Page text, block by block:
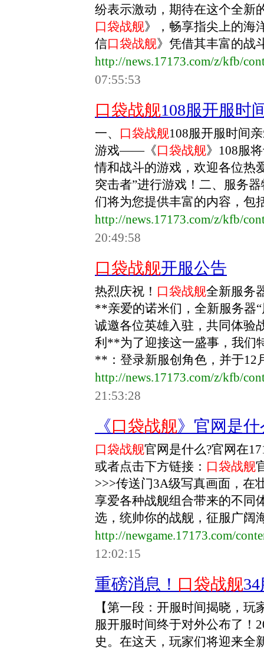
纷表示激动，期待在这个全新
口袋战舰》，畅享指尖上的海
信口袋战舰》凭借其丰富的战
http://news.17173.com/z/kfb/
07:55:53
口袋战舰108服开服时
一、 口袋战舰108服开服时间
游戏——《口袋战舰》108服
情和战斗的游戏，欢迎各位热
突击者”进行游戏！二、服务
们将为您提供丰富的内容，包
http://news.17173.com/z/kfb/
20:49:58
口袋战舰开服公告
热烈庆祝！ 口袋战舰全新服务
**亲爱的诺米们，全新服务器
诚邀各位英雄入驻，共同体验
利**为了迎接这一盛事，我们
**：登录新服创角色，并于12
http://news.17173.com/z/kfb/
21:53:28
《口袋战舰》官网是
口袋战舰官网是什么?官网在
或者点击下方链接： 口袋战舰
>>>传送门3A级写真画面，在
享爱各种战舰组合带来的不同
选，统帅你的战舰，征服广阔
http://newgame.17173.com/
12:02:15
重磅消息！ 口袋战舰
【第一段：开服时间揭晓，
服开服时间终于对外公布了！
史。在这天，玩家们将迎来全